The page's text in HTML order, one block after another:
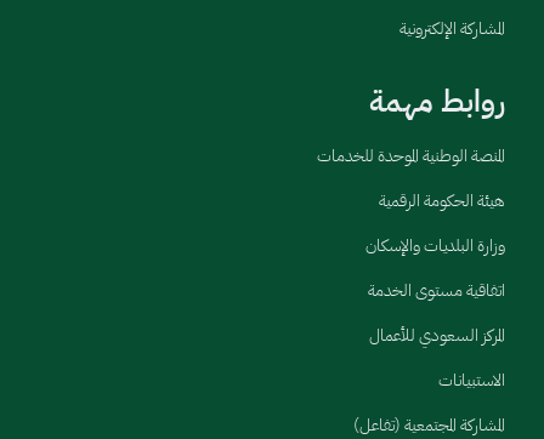
المشاركة الإلكترونية
روابط مهمة
المنصة الوطنية الموحدة للخدمات
هيئة الحكومة الرقمية
وزارة البلديات والإسكان
اتفاقية مستوى الخدمة
المركز السعودي للأعمال
الاستبيانات
المشاركة المجتمعية (تفاعل)